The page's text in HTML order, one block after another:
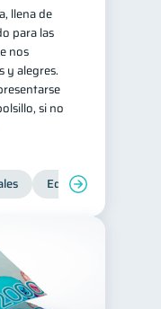
llena de
para las
nos
y alegres.
si no
Educación financiera